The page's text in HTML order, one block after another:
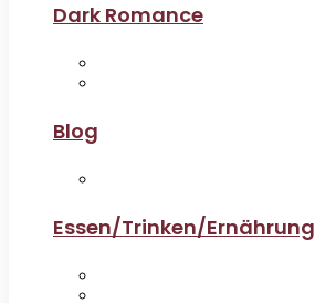
Dark Romance
Blog
Essen/Trinken/Ernährung